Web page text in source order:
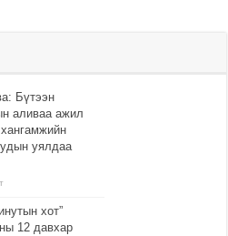
Бүтээн
аливаа ажил
уялдаа
хот”
12 давхар